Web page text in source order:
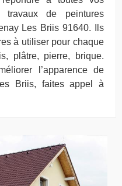
de peintures
Les Briis 91640. Ils
à utiliser pour chaque
plâtre, pierre, brique.
l’apparence de
Briis, faites appel à